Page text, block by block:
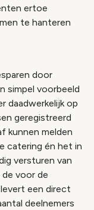
ertoe
te hanteren
door
simpel voorbeeld
daadwerkelijk op
geregistreerd
kunnen melden
catering én het in
versturen van
voor de
een direct
deelnemers